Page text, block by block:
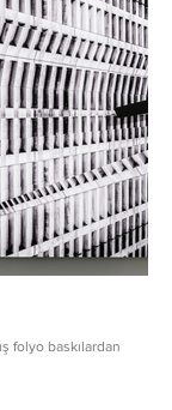
folyo baskılardan